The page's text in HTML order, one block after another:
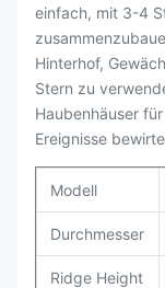
einfach, mit 3-4
Hinterhof,
Stern zu
Haubenhäuser
Ereignisse
Modell
Durchmesser
Ridge Height